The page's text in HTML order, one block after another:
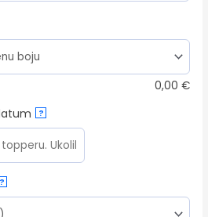
0,00 €
?
?